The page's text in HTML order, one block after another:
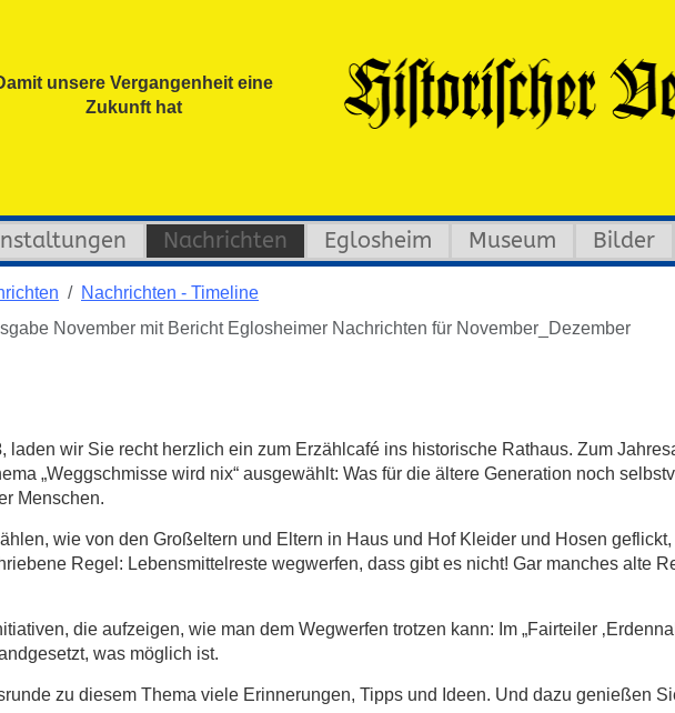
unsere Vergangenheit eine
Zukunft hat
Nachrichten Eglosheim Museum Bilder
Nachrichten - Timeline
November mit Bericht Eglosheimer Nachrichten für November_Dezember
, laden wir Sie recht herzlich ein zum Erzählcafé ins historische Rathaus. Zum
„Weggschmisse wird nix“ ausgewählt: Was für die ältere Generation noch
Menschen.
wie von den Großeltern und Eltern in Haus und Hof Kleider und Hosen
Regel: Lebensmittelreste wegwerfen, dass gibt es nicht! Gar manches alte
die aufzeigen, wie man dem Wegwerfen trotzen kann: Im „Fairteiler
was möglich ist.
zu diesem Thema viele Erinnerungen, Tipps und Ideen. Und dazu genießen